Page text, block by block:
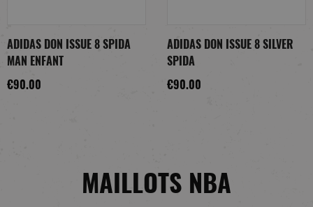
ADIDAS DON ISSUE 8 SPIDA
MAN ENFANT
€90.00
ADIDAS DON ISSUE 8 SILVER
SPIDA
€90.00
MAILLOTS NBA